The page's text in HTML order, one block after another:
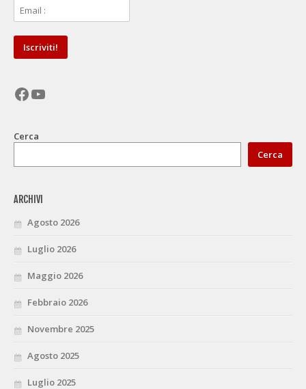
Facebook
YouTube
Cerca
Cerca
ARCHIVI
Agosto 2026
Luglio 2026
Maggio 2026
Febbraio 2026
Novembre 2025
Agosto 2025
Luglio 2025